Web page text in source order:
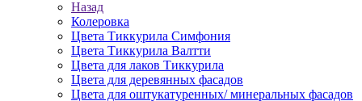
Назад
Колеровка
Цвета Тиккурила Симфония
Цвета Тиккурила Валтти
Цвета для лаков Тиккурила
Цвета для деревянных фасадов
Цвета для оштукатуренных/ минеральных фасадов